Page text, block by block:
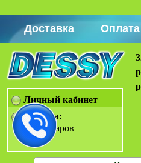
Доставка Оплата
Личный кабинет
Корзина:
Нет товаров